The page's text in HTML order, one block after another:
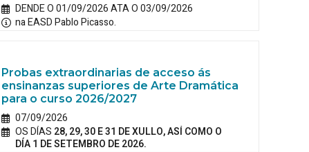
DENDE O 01/09/2026 ATA O 03/09/2026
na EASD Pablo Picasso.
Probas extraordinarias de acceso ás
ensinanzas superiores de Arte Dramática
para o curso 2026/2027
07/09/2026
OS DÍAS 28, 29, 30 E 31 DE XULLO, ASÍ COMO O
DÍA 1 DE SETEMBRO DE 2026.